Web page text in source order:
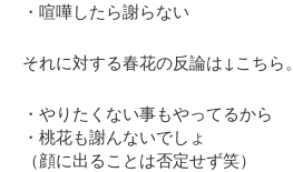
・喧嘩したら謝らない
それに対する春花の反論は↓こちら。
・やりたくない事もやってるから
・桃花も謝んないでしょ
（顔に出ることは否定せず笑）